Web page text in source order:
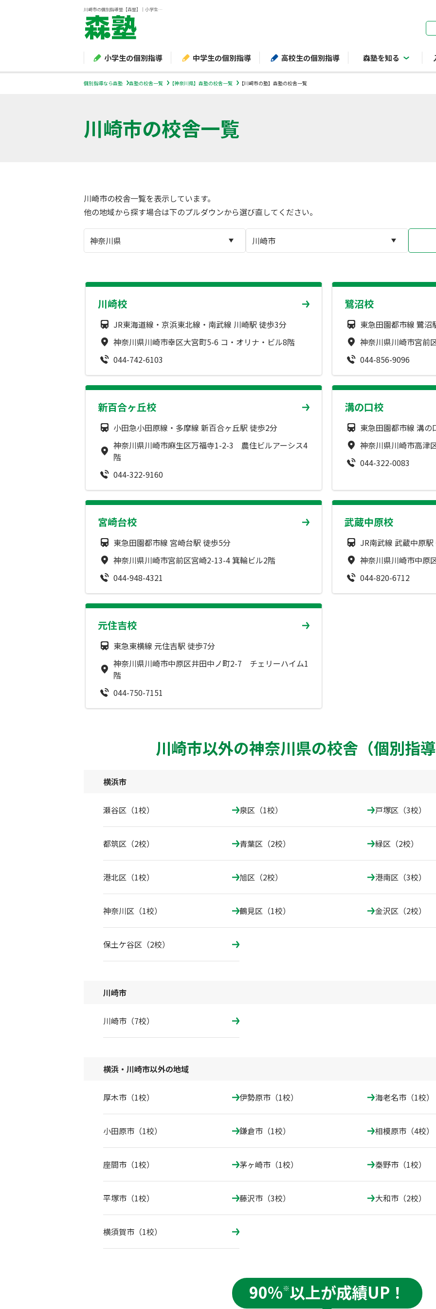
川崎市の個別指導塾【森塾】｜小学生・中学生・高校生の学習塾
小学生の個別指導 中学生の個別指導 高校生の個別指導 森塾を知る
個別指導なら森塾 森塾の校舎一覧 【神奈川県】森塾の校舎一覧 【川崎市の塾】森塾の校舎一覧
川崎市の校舎一覧
川崎市の校舎一覧を表示しています。
他の地域から探す場合は下のプルダウンから選び直してください。
川崎校
JR東海道線・京浜東北線・南武線 川崎駅 徒歩3分
神奈川県川崎市幸区大宮町5-6 コ・オリナ・ビル8階
044-742-6103
鷺沼校
東急田園都市線 鷺沼
神奈川県川崎市宮
044-856-9096
新百合ヶ丘校
小田急小田原線・多摩線 新百合ヶ丘駅 徒歩2分
神奈川県川崎市麻生区万福寺1-2-3 農住ビルアーシス4
階
044-322-9160
溝の口校
東急田園都市線 溝の
神奈川県川崎市高
044-322-0083
宮崎台校
東急田園都市線 宮崎台駅 徒歩5分
神奈川県川崎市宮前区宮崎2-13-4 箕輪ビル2階
044-948-4321
武蔵中原校
JR南武線 武蔵中原
神奈川県川崎市中原
044-820-6712
元住吉校
東急東横線 元住吉駅 徒歩7分
神奈川県川崎市中原区井田中ノ町2-7 チェリーハイム1
階
044-750-7151
川崎市以外の神奈川県の校舎（個別指
横浜市
瀬谷区（1校） 泉区（1校） 戸塚区（3校）
都筑区（2校） 青葉区（2校） 緑区（2校）
港北区（1校） 旭区（2校） 港南区（3校）
神奈川区（1校） 鶴見区（1校） 金沢区（2校）
保土ケ谷区（2校）
川崎市
川崎市（7校）
横浜・川崎市以外の地域
厚木市（1校） 伊勢原市（1校） 海老名市（1校）
小田原市（1校） 鎌倉市（1校） 相模原市（4校）
座間市（1校） 茅ヶ崎市（1校） 秦野市（1校）
平塚市（1校） 藤沢市（3校） 大和市（2校）
横須賀市（1校）
90%※以上が成績UP！